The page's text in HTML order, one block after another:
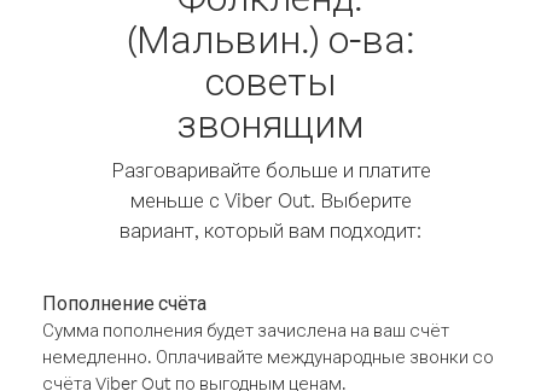
(Мальвин.) о-ва:
советы
звонящим
Разговаривайте больше и платите
меньше с Viber Out. Выберите
вариант, который вам подходит:
Пополнение счёта
Сумма пополнения будет зачислена на ваш счёт
немедленно. Оплачивайте международные звонки со
счёта Viber Out по выгодным ценам.